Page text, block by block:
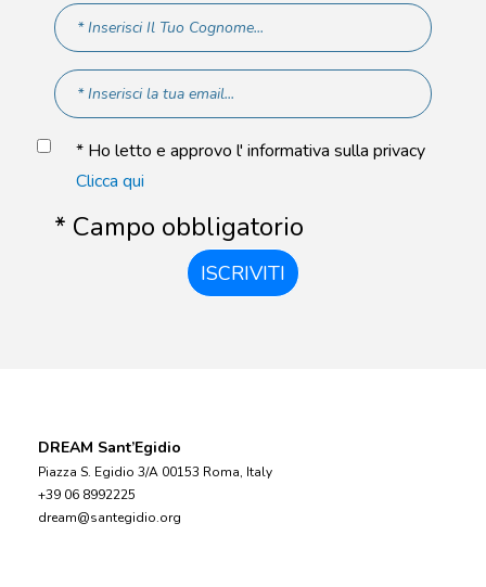
* Ho letto e approvo l' informativa sulla privacy
Clicca qui
* Campo obbligatorio
ISCRIVITI
DREAM Sant’Egidio
Piazza S. Egidio 3/A 00153 Roma, Italy
+39 06 8992225
dream@santegidio.org